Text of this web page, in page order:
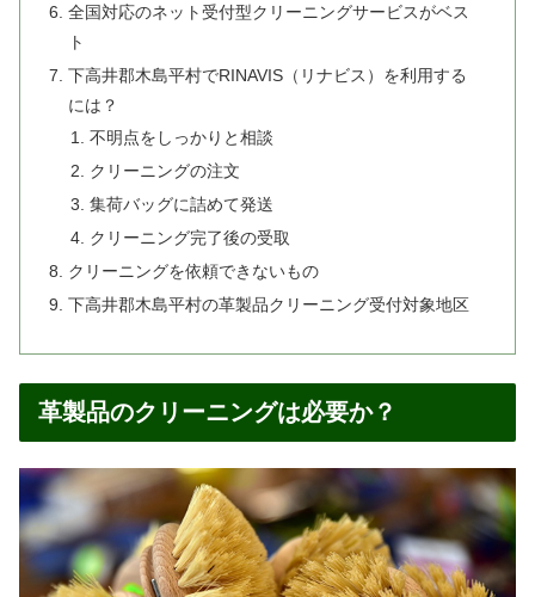
全国対応のネット受付型クリーニングサービスがベス
ト
下高井郡木島平村でRINAVIS（リナビス）を利用する
には？
不明点をしっかりと相談
クリーニングの注文
集荷バッグに詰めて発送
クリーニング完了後の受取
クリーニングを依頼できないもの
下高井郡木島平村の革製品クリーニング受付対象地区
革製品のクリーニングは必要か？